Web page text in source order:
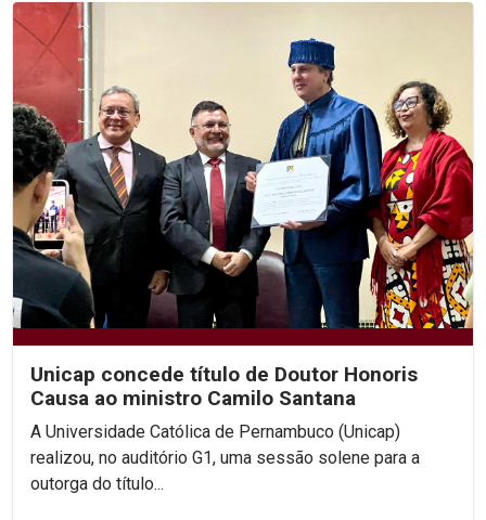
Unicap concede título de Doutor Honoris
Causa ao ministro Camilo Santana
A Universidade Católica de Pernambuco (Unicap)
realizou, no auditório G1, uma sessão solene para a
outorga do título...